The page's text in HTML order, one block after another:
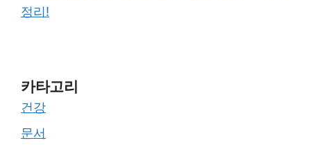
정리!
카타고리
건강
문서